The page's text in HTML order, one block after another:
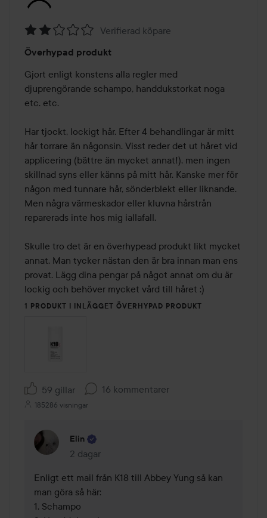
2
av
5
Verifierad köpare
Överhypad produkt
Gjort enligt konstens alla regler med
djuprengörande schampo, handdukstorkat noga
etc. etc.
Har tjockt, lockigt hår. Efter 4 behandlingar är mitt
hår torrare än någonsin. Visst reder det ut håret vid
applicering (bättre än mycket annat!), men ingen
skillnad syns eller känns på mitt hår. Kanske mer för
någon med tunnare hår, sönderblekt eller liknande.
Men några värmeskador eller kluvna hårstrån
reparerads inte hos mig iallafall.
Skulle tro det är en överhypead produkt likt mycket
annat. Man tycker nästan den är bra innan man ens
provat. Lägg dina pengar på något annat om du är
lockig och behöver mycket vård till håret :)
1 PRODUKT I INLÄGGET ÖVERHYPAD PRODUKT
59 gillar 16 kommentarer
185286 visningar
Elin
2 dagar
Kommentaren lades 2 dagar
Enligt ett mail från K18 till Abbey Yung så kan
man göra så här:
1. Schampo